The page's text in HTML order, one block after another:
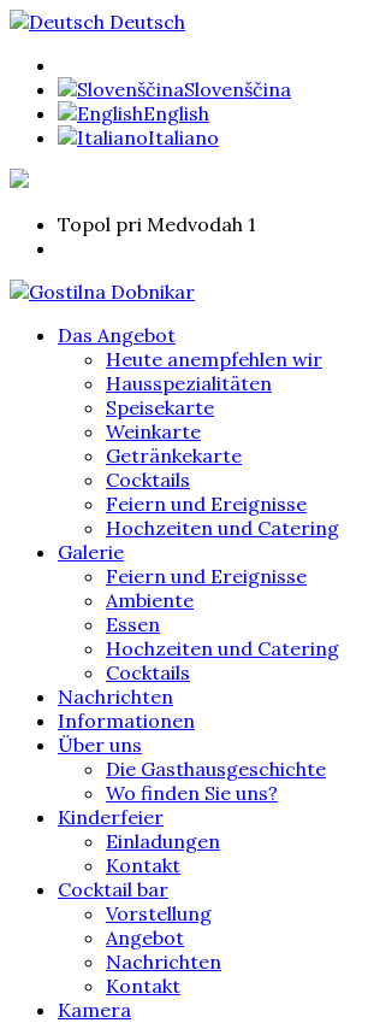
Deutsch
Slovenščina
English
Italiano
Topol pri Medvodah 1
Das Angebot
Heute anempfehlen wir
Hausspezialitäten
Speisekarte
Weinkarte
Getränkekarte
Cocktails
Feiern und Ereignisse
Hochzeiten und Catering
Galerie
Feiern und Ereignisse
Ambiente
Essen
Hochzeiten und Catering
Cocktails
Nachrichten
Informationen
Über uns
Die Gasthausgeschichte
Wo finden Sie uns?
Kinderfeier
Einladungen
Kontakt
Cocktail bar
Vorstellung
Angebot
Nachrichten
Kontakt
Kamera